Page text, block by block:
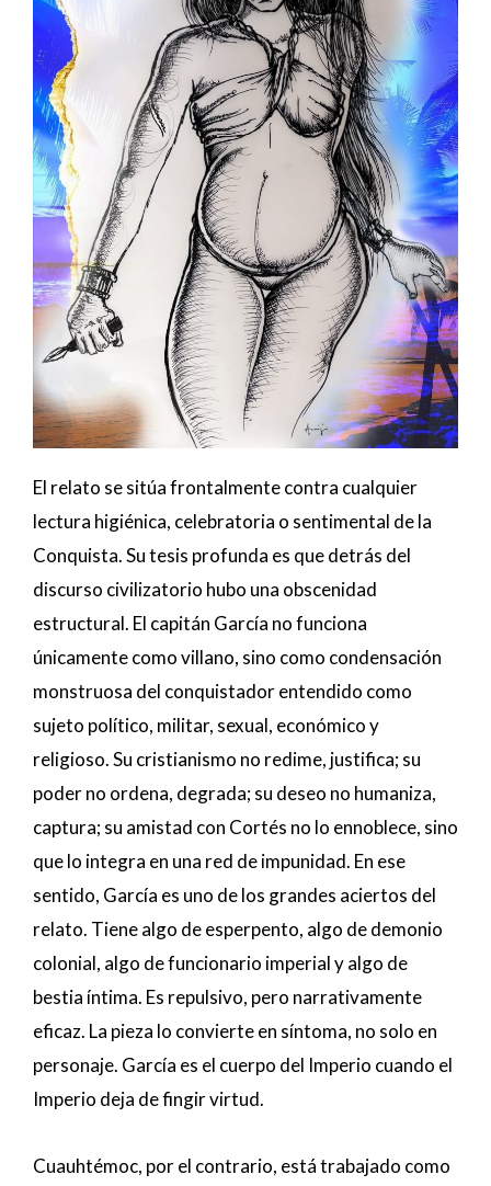
El relato se sitúa frontalmente contra cualquier
lectura higiénica, celebratoria o sentimental de la
Conquista. Su tesis profunda es que detrás del
discurso civilizatorio hubo una obscenidad
estructural. El capitán García no funciona
únicamente como villano, sino como condensación
monstruosa del conquistador entendido como
sujeto político, militar, sexual, económico y
religioso. Su cristianismo no redime, justifica; su
poder no ordena, degrada; su deseo no humaniza,
captura; su amistad con Cortés no lo ennoblece, sino
que lo integra en una red de impunidad. En ese
sentido, García es uno de los grandes aciertos del
relato. Tiene algo de esperpento, algo de demonio
colonial, algo de funcionario imperial y algo de
bestia íntima. Es repulsivo, pero narrativamente
eficaz. La pieza lo convierte en síntoma, no solo en
personaje. García es el cuerpo del Imperio cuando el
Imperio deja de fingir virtud.
Cuauhtémoc, por el contrario, está trabajado como